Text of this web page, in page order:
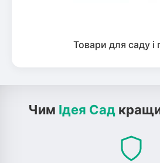
Товари для саду і
Чим Ідея Сад